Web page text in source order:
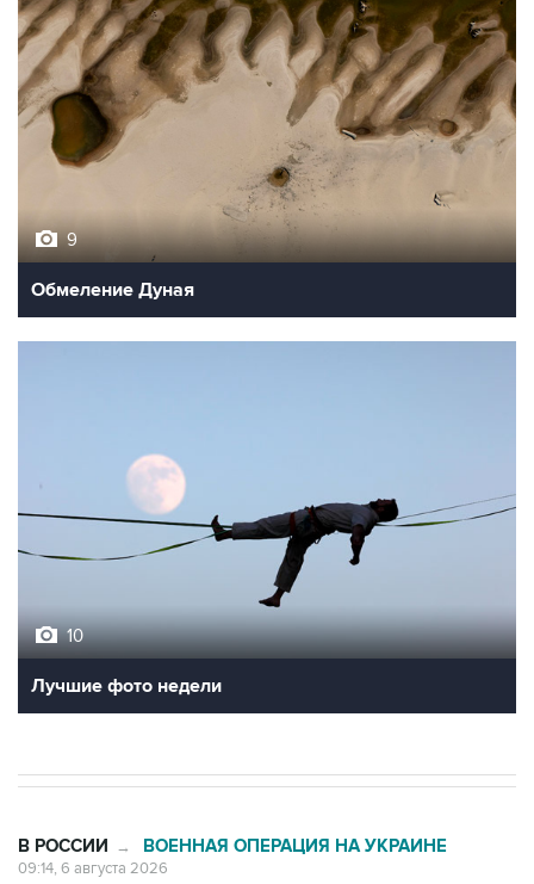
9
Обмеление Дуная
10
Лучшие фото недели
В РОССИИ → ВОЕННАЯ ОПЕРАЦИЯ НА УКРАИНЕ
09:14, 6 августа 2026